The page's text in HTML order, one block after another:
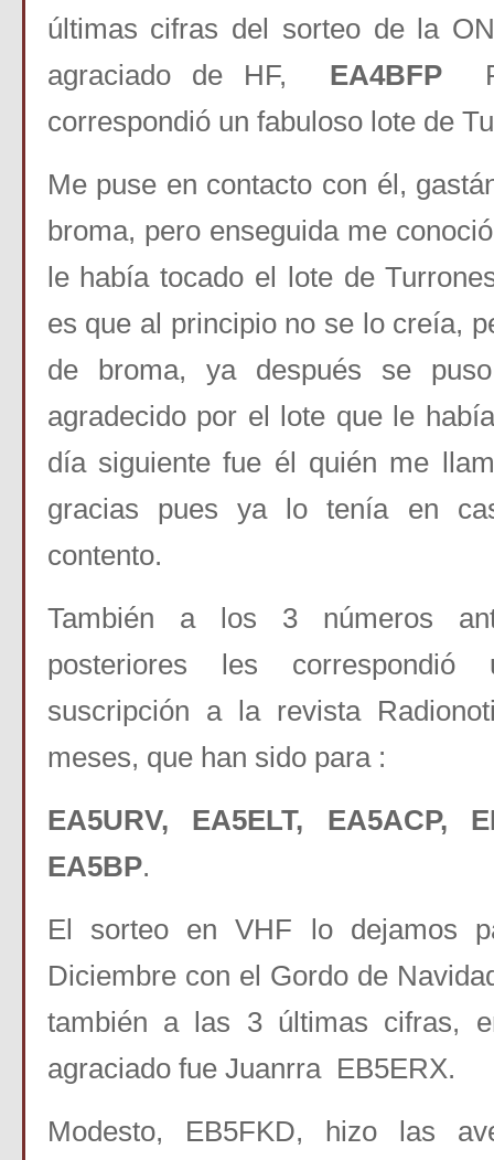
últimas cifras del sorteo de la
agraciado de HF, EA4BFP
correspondió un fabuloso lote de
Me puse en contacto con él,
broma, pero enseguida me
le había tocado el lote de
es que al principio no se lo creía,
de broma, ya después se
agradecido por el lote que le
día siguiente fue él quién me
gracias pues ya lo tenía en
contento.
También a los 3 números
posteriores les
suscripción a la revista
meses, que han sido para :
EA5URV, EA5ELT, EA5ACP,
EA5BP.
El sorteo en VHF lo dejamos
Diciembre con el Gordo de
también a las 3 últimas cifras,
agraciado fue Juanrra EB5ERX.
Modesto, EB5FKD, hizo las